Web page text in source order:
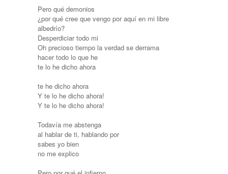
Pero qué demonios
¿por qué cree que vengo por aquí en mi libre
albedrío?
Desperdiciar todo mi
Oh precioso tiempo la verdad se derrama
hacer todo lo que he
te lo he dicho ahora
te he dicho ahora
Y te lo he dicho ahora!
Y te lo he dicho ahora!
Todavía me abstenga
al hablar de ti, hablando por
sabes yo bien
no me explico